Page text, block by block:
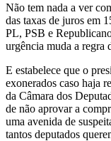
Não tem nada a ver
das taxas de juros em
PL, PSB e
urgência muda a regra
E estabelece que o
exonerados caso haja
da Câmara dos
de não aprovar a
uma avenida de
tantos deputados